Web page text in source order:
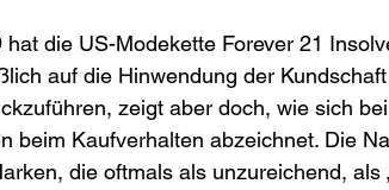
hat die US-Modekette Forever 21
auf die Hinwendung der
zeigt aber doch, wie sich
beim Kaufverhalten abzeichnet. Die
die oftmals als unzureichend, als